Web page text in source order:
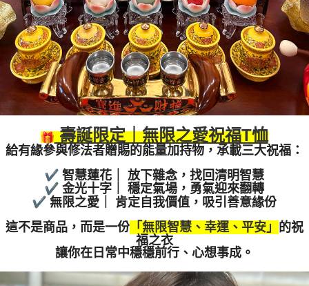
壽誕限定｜無限之愛祝福T恤
給有緣參與修法者贈賜的能量加持物，承載三大祝福：
智慧蓮花｜ 放下雜念，找回清明智慧
金光十字｜ 穩定氣場， 勇氣迎來翻轉
無限之愛｜ 肯定自我價值，吸引善意緣份
這不是商品，而是一份 「無限智慧、幸運、平安」
的祝
福之衣
讓你在日常中穩穩前行、心想事成。